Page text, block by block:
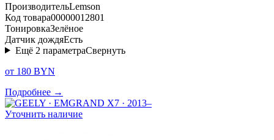
ПроизводительLemson
Код товара00000012801
ТонировкаЗелёное
Датчик дождяЕсть
Ещё 2 параметраСвернуть
от 180 BYN
Подробнее →
Уточнить наличие